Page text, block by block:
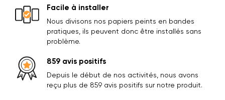
Facile à installer
Nous divisons nos papiers peints en bandes
pratiques, ils peuvent donc être installés sans
problème.
859 avis positifs
Depuis le début de nos activités, nous avons
reçu plus de 859 avis positifs sur notre produit.